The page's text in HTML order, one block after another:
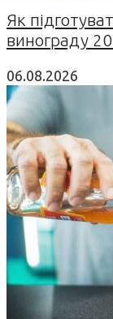
Як
винограду
06.08.2026